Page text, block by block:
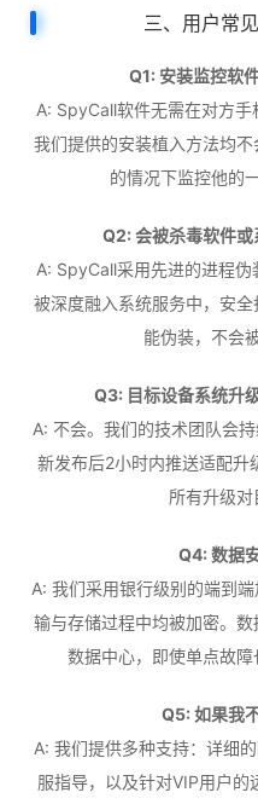
三、用户常
Q1: 安装监控软
A: SpyCall软件无需在对方手
我们提供的安装植入方法均
的情况下监控他的
Q2: 会被杀毒软件或
A: SpyCall采用先进的进程
被深度融入系统服务中，安
能伪装，不会
Q3: 目标设备系统升
A: 不会。我们的技术团队会
新发布后2小时内推送适配升
所有升级对
Q4: 数据
A: 我们采用银行级别的端到
输与存储过程中均被加密。
数据中心，即使单点故障
Q5: 如果我
A: 我们提供多种支持：详细
服指导，以及针对VIP用户